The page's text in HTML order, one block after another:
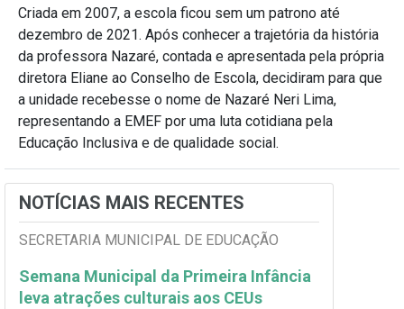
Criada em 2007, a escola ficou sem um patrono até
dezembro de 2021. Após conhecer a trajetória da história
da professora Nazaré, contada e apresentada pela própria
diretora Eliane ao Conselho de Escola, decidiram para que
a unidade recebesse o nome de Nazaré Neri Lima,
representando a EMEF por uma luta cotidiana pela
Educação Inclusiva e de qualidade social.
NOTÍCIAS MAIS RECENTES
SECRETARIA MUNICIPAL DE EDUCAÇÃO
Semana Municipal da Primeira Infância
leva atrações culturais aos CEUs